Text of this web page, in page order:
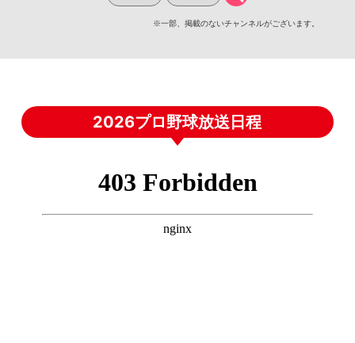
2026プロ野球放送日程